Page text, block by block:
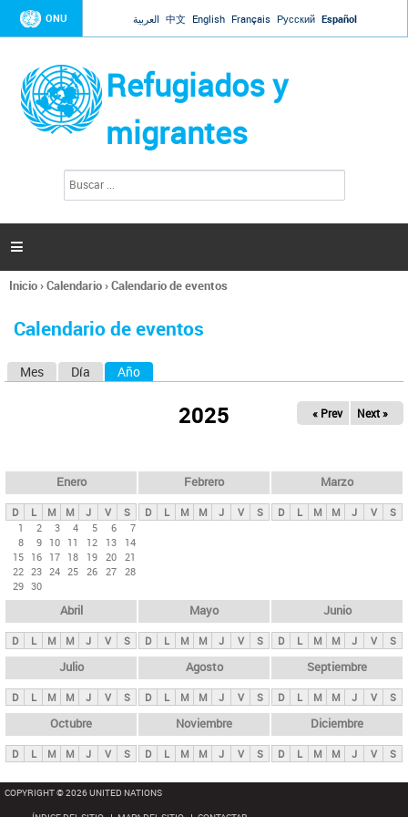
Jump to navigation
ONU العربية 中文 English Français Русский Español
Refugiados y
migrantes
l
d
s

Se
usted
Inicio›Calendario›Calendario de eventos
Calendario de eventos
s
p
n
i
p
a
l
s
Mes Día Año
2025 « Prev Next »
Enero
D L M M J V
S
1
2 3 4 5 6
7
8
9 10 11 12 13
14
15 16 17 18 19 20 21
22 23 24 25 26 27 28
29 30
Febrero
D L M M J V S
Marzo
D L M M J V S
Abril
D L M M J V S
Mayo
D L M M J V S
Junio
D L M M J V S
Julio
D L M M J V S
Agosto
D L M M J V S
Septiembre
D L M M J V S
Octubre
D L M M J V S
Noviembre
D L M M J V S
Diciembre
D L M M J V S
COPYRIGHT © 2026 UNITED NATIONS